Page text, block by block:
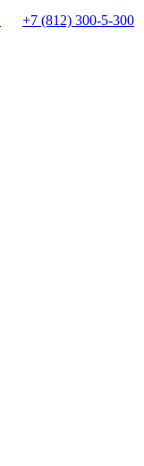
+7 (812) 300-5-300